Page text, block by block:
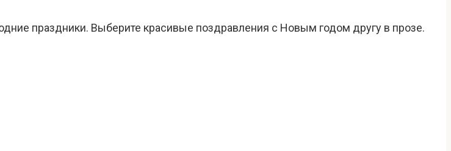
праздники. Выберите красивые поздравления с Новым годом другу в прозе.